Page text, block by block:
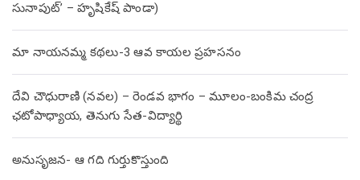
సునాపుట్’ – హృషికేష్ పాండా)
మా నాయనమ్మ కథలు-3 ఆవ కాయల ప్రహసనం
దేవి చౌధురాణి (నవల) – రెండవ భాగం – మూలం-బంకిమ చంద్ర
ఛటోపాధ్యాయ, తెనుగు సేత-విద్యార్థి
అనుసృజన- ఆ గది గుర్తుకొస్తుంది